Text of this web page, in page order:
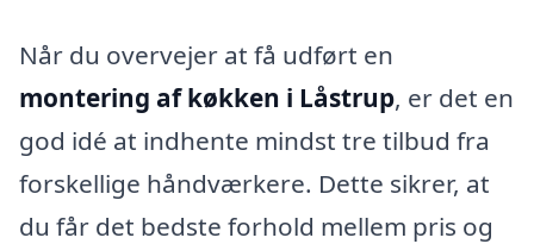
Når du overvejer at få udført en
montering af køkken i Låstrup, er det en
god idé at indhente mindst tre tilbud fra
forskellige håndværkere. Dette sikrer, at
du får det bedste forhold mellem pris og